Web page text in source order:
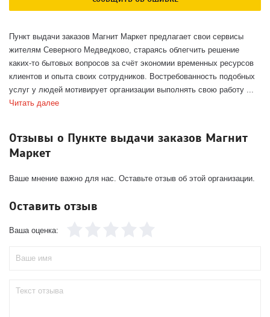
Пункт выдачи заказов Магнит Маркет предлагает свои сервисы
жителям Северного Медведково, стараясь облегчить решение
каких-то бытовых вопросов за счёт экономии временных ресурсов
клиентов и опыта своих сотрудников. Востребованность подобных
услуг у людей мотивирует организации выполнять свою работу ...
Читать далее
Отзывы о Пункте выдачи заказов Магнит
Маркет
Ваше мнение важно для нас. Оставьте отзыв об этой организации.
Оставить отзыв
Ваша оценка: